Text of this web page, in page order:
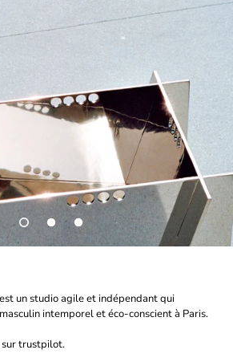
un studio agile et indépendant qui
intemporel et éco-conscient à Paris.
trustpilot.